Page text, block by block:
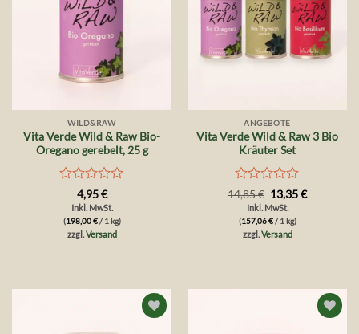
WILD&RAW
Vita Verde Wild & Raw Bio-
Oregano gerebelt, 25 g
Bewertet
mit
0
von
4,95€
Inkl. MwSt.
(198,00€/ 1 kg)
zzgl.Versand
ANGEBOTE
Vita Verde Wild & Raw 3 Bio
Kräuter Set
Bewertet
mit
0
von
14,85€ Ursprünglicher
Preis
war:
14,85 €
13,35€Aktueller
Inkl. MwSt.
(157,06€/ 1 kg)
zzgl.Versand